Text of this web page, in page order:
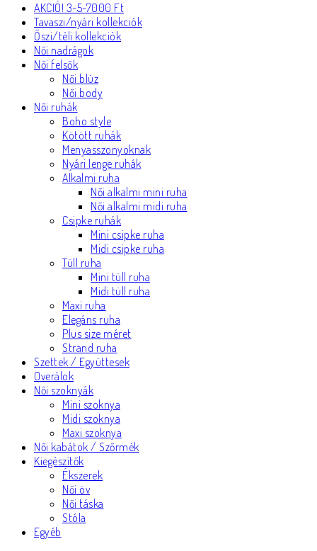
AKCIÓ! 3-5-7000 Ft
Tavaszi/nyári kollekciók
Őszi/téli kollekciók
Női nadrágok
Női felsők
Női blúz
Női body
Női ruhák
Boho style
Kötött ruhák
Menyasszonyoknak
Nyári lenge ruhák
Alkalmi ruha
Női alkalmi mini ruha
Női alkalmi midi ruha
Csipke ruhák
Mini csipke ruha
Midi csipke ruha
Tüll ruha
Mini tüll ruha
Midi tüll ruha
Maxi ruha
Elegáns ruha
Plus size méret
Strand ruha
Szettek / Együttesek
Overálok
Női szoknyák
Mini szoknya
Midi szoknya
Maxi szoknya
Női kabátok / Szőrmék
Kiegészítők
Ékszerek
Női öv
Női táska
Stóla
Egyéb